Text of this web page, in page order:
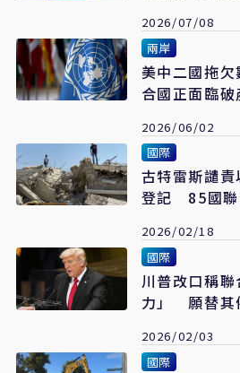
2026/07/08
兩岸
美中二國拖
合國正面臨破
2026/06/02
國際
古特雷斯譴
登記 85國聯
2026/02/18
國際
川普改口稱
力」 願替其
2026/02/03
國際